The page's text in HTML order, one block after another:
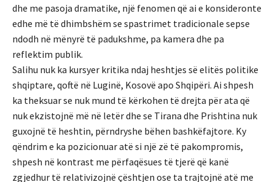
dhe me pasoja dramatike, një fenomen që ai e konsideronte
edhe më të dhimbshëm se spastrimet tradicionale sepse
ndodh në mënyrë të padukshme, pa kamera dhe pa
reflektim publik.
Salihu nuk ka kursyer kritika ndaj heshtjes së elitës politike
shqiptare, qoftë në Luginë, Kosovë apo Shqipëri. Ai shpesh
ka theksuar se nuk mund të kërkohen të drejta për ata që
nuk ekzistojnë më në letër dhe se Tirana dhe Prishtina nuk
guxojnë të heshtin, përndryshe bëhen bashkëfajtore. Ky
qëndrim e ka pozicionuar atë si një zë të pakompromis,
shpesh në kontrast me përfaqësues të tjerë që kanë
zgjedhur të relativizojnë çështjen ose ta trajtojnë atë me